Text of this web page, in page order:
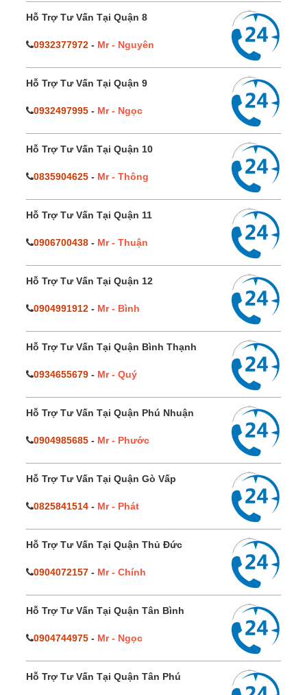
Hỗ Trợ Tư Vấn Tại Quận 8
0932377972 - Mr - Nguyên
Hỗ Trợ Tư Vấn Tại Quận 9
0932497995 - Mr - Ngọc
Hỗ Trợ Tư Vấn Tại Quận 10
0835904625 - Mr - Thông
Hỗ Trợ Tư Vấn Tại Quận 11
0906700438 - Mr - Thuận
Hỗ Trợ Tư Vấn Tại Quận 12
0904991912 - Mr - Bình
Hỗ Trợ Tư Vấn Tại Quận Bình Thạnh
0934655679 - Mr - Quý
Hỗ Trợ Tư Vấn Tại Quận Phú Nhuận
0904985685 - Mr - Phước
Hỗ Trợ Tư Vấn Tại Quận Gò Vấp
0825841514 - Mr - Phát
Hỗ Trợ Tư Vấn Tại Quận Thủ Đức
0904072157 - Mr - Chính
Hỗ Trợ Tư Vấn Tại Quận Tân Bình
0904744975 - Mr - Ngọc
Hỗ Trợ Tư Vấn Tại Quận Tân Phú